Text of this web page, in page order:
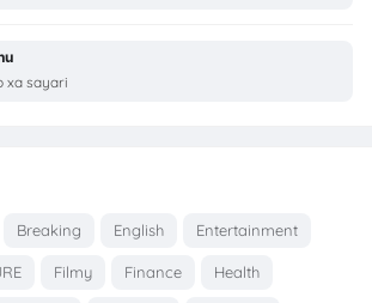
xa sayari
Breaking English Entertainment
Filmy Finance Health